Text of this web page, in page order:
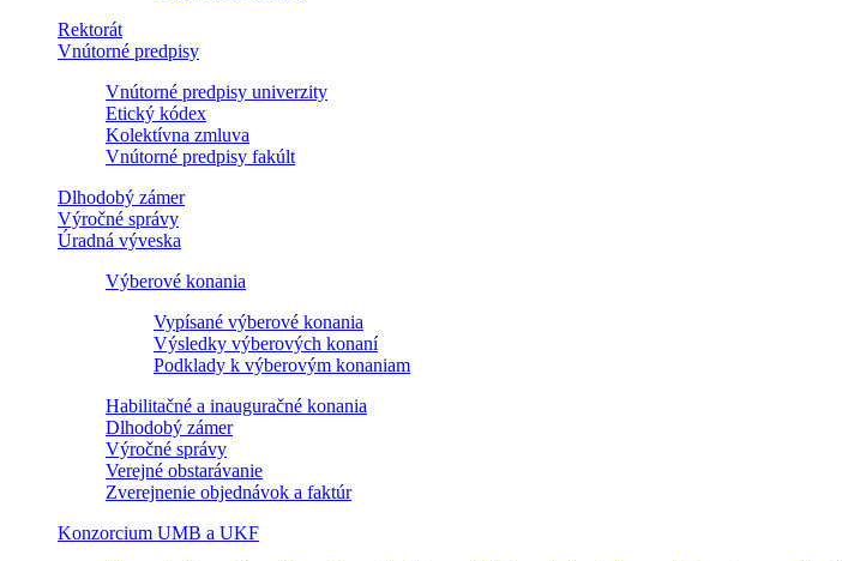
Rektorát
Vnútorné predpisy
Vnútorné predpisy univerzity
Etický kódex
Kolektívna zmluva
Vnútorné predpisy fakúlt
Dlhodobý zámer
Výročné správy
Úradná výveska
Výberové konania
Vypísané výberové konania
Výsledky výberových konaní
Podklady k výberovým konaniam
Habilitačné a inauguračné konania
Dlhodobý zámer
Výročné správy
Verejné obstarávanie
Zverejnenie objednávok a faktúr
Konzorcium UMB a UKF